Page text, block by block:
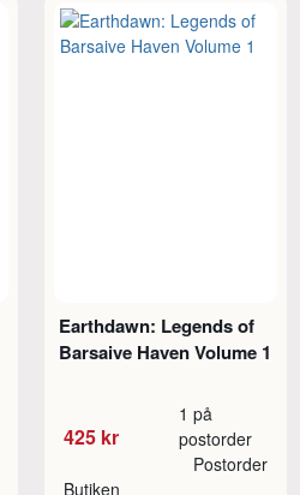
Earthdawn: Legends of
Barsaive Haven Volume 1
425 kr
1 på
postorder
Butiken
Postorder